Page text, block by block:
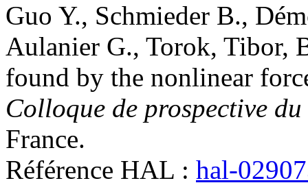
Guo Y., Schmieder B.,
Aulanier G., Torok, Tibor,
found by the nonlinear
Colloque de prospective du
France.
Référence HAL : hal-